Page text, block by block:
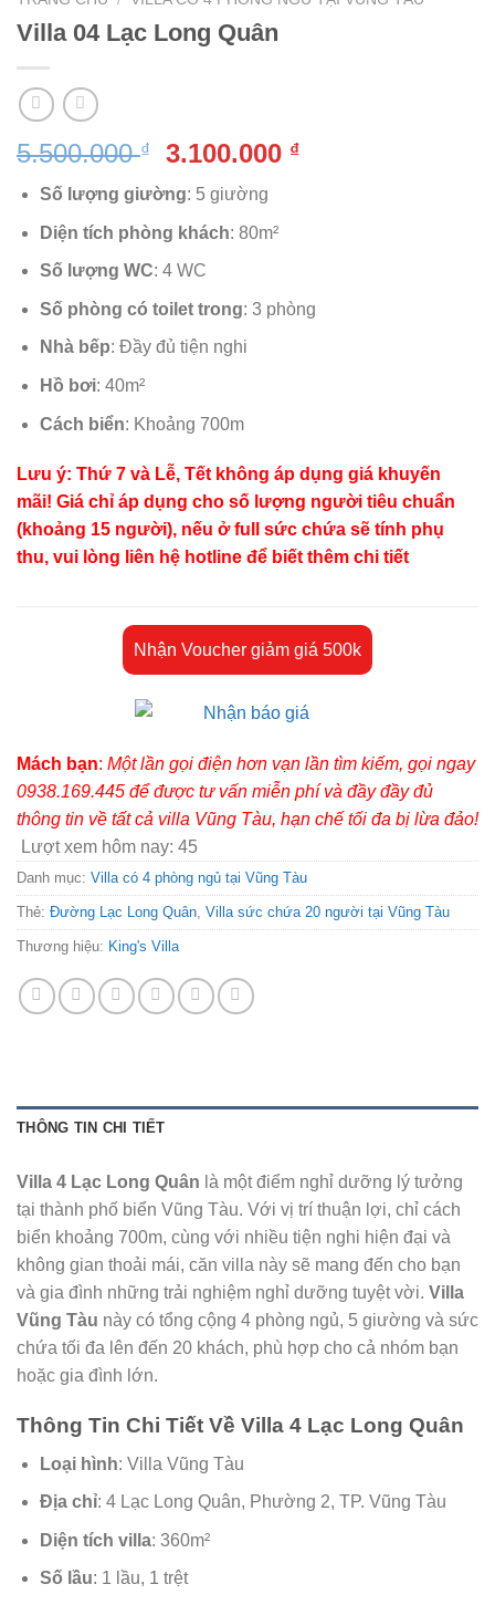
Villa 04 Lạc Long Quân
5.500.000₫
Giá
là:
5.500.000 ₫.
3.100.000 ₫Giá
Số lượng giường: 5 giường
Diện tích phòng khách: 80m²
Số lượng WC: 4 WC
Số phòng có toilet trong: 3 phòng
Nhà bếp: Đầy đủ tiện nghi
Hồ bơi: 40m²
Cách biển: Khoảng 700m
Lưu ý: Thứ 7 và Lễ, Tết không áp dụng giá khuyến
mãi! Giá chỉ áp dụng cho số lượng người tiêu chuẩn
(khoảng 15 người), nếu ở full sức chứa sẽ tính phụ
thu, vui lòng liên hệ hotline để biết thêm chi tiết
Nhận Voucher giảm giá 500k
Mách bạn: Một lần gọi điện hơn vạn lần tìm kiếm, gọi ngay
0938.169.445 để được tư vấn miễn phí và đầy đầy đủ
thông tin về tất cả villa Vũng Tàu, hạn chế tối đa bị lừa đảo!
Lượt xem hôm nay: 45
Danh mục: Villa có 4 phòng ngủ tại Vũng Tàu
Thẻ: Đường Lạc Long Quân, Villa sức chứa 20 người tại Vũng Tàu
Thương hiệu: King's Villa
THÔNG TIN CHI TIẾT
Villa 4 Lạc Long Quân là một điểm nghỉ dưỡng lý tưởng
tại thành phố biển Vũng Tàu. Với vị trí thuận lợi, chỉ cách
biển khoảng 700m, cùng với nhiều tiện nghi hiện đại và
không gian thoải mái, căn villa này sẽ mang đến cho bạn
và gia đình những trải nghiệm nghỉ dưỡng tuyệt vời. Villa
Vũng Tàu này có tổng cộng 4 phòng ngủ, 5 giường và sức
chứa tối đa lên đến 20 khách, phù hợp cho cả nhóm bạn
hoặc gia đình lớn.
Thông Tin Chi Tiết Về Villa 4 Lạc Long Quân
Loại hình: Villa Vũng Tàu
Địa chỉ: 4 Lạc Long Quân, Phường 2, TP. Vũng Tàu
Diện tích villa: 360m²
Số lầu: 1 lầu, 1 trệt